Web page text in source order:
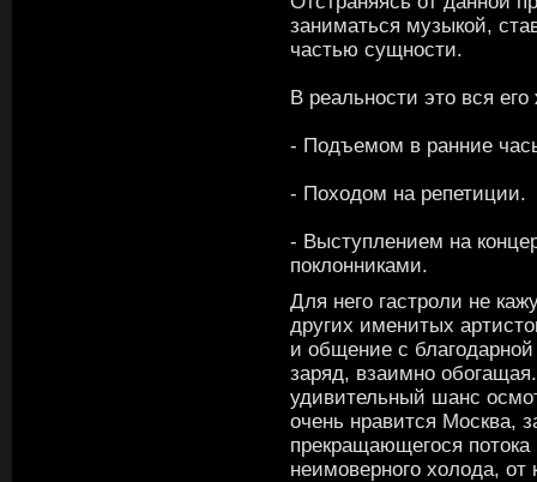
заниматься музыкой,
частью сущности.
В реальности это вся
- Подъемом в ранние
- Походом на репетиции.
- Выступлением на
поклонниками.
Для него гастроли не
других именитых
и общение с
заряд, взаимно
удивительный шанс
очень нравится Москва,
прекращающегося
неимоверного холода, от